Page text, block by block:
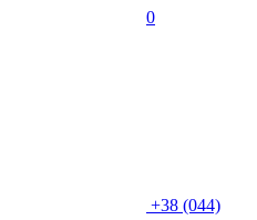
0
+38 (044)